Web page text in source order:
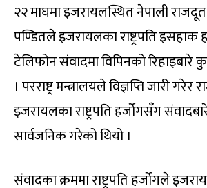
२२ माघमा इजरायलस्थित नेपाली
पण्डितले इजरायलका राष्ट्रपति इसहाक
टेलिफोन संवादमा विपिनको रिहाइबारे
। परराष्ट्र मन्त्रालयले विज्ञप्ति जारी
इजरायलका राष्ट्रपति हर्जोगसँग
सार्वजनिक गरेको थियो ।
संवादका क्रममा राष्ट्रपति हर्जोगले